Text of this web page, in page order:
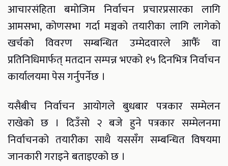
आचारसंहिता बमोजिम निर्वाचन प्रचारप्रसारका लागि
आमसभा, कोणसभा गर्दा मञ्चको तयारीका लागि लागेको
खर्चको विवरण सम्बन्धित उम्मेदवारले आफैँ वा
प्रतिनिधिमार्फत् मतदान सम्पन्न भएको १५ दिनभित्र निर्वाचन
कार्यालयमा पेस गर्नुपर्नेछ ।
यसैबीच निर्वाचन आयोगले बुधबार पत्रकार सम्मेलन
राखेको छ । दिउँसो २ बजे हुने पत्रकार सम्मेलनमा
निर्वाचनको तयारीका साथै यससँग सम्बन्धित विषयमा
जानकारी गराइने बताइएको छ ।